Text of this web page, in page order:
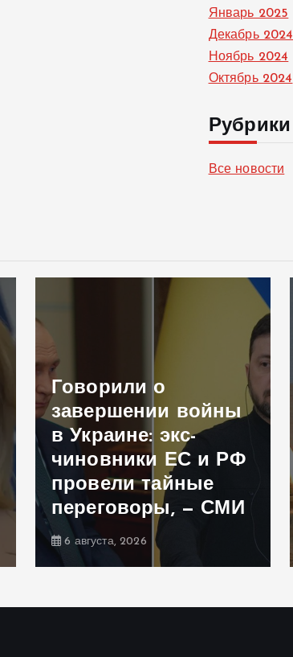
Январь 2025
Декабрь 2024
Ноябрь 2024
Октябрь 2024
Рубрики
Все новости
Говорили о
завершении войны
в Украине: экс-
чиновники ЕС и РФ
провели тайные
переговоры, — СМИ
6 августа, 2026